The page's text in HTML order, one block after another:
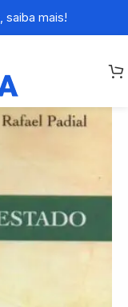
saiba mais!